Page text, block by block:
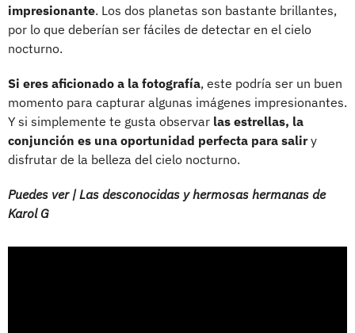
impresionante. Los dos planetas son bastante brillantes,
por lo que deberían ser fáciles de detectar en el cielo
nocturno.
Si eres aficionado a la fotografía, este podría ser un buen
momento para capturar algunas imágenes impresionantes.
Y si simplemente te gusta observar las estrellas, la
conjunción es una oportunidad perfecta para saliry
disfrutar de la belleza del cielo nocturno.
Puedes ver | Las desconocidas y hermosas hermanas de
Karol G